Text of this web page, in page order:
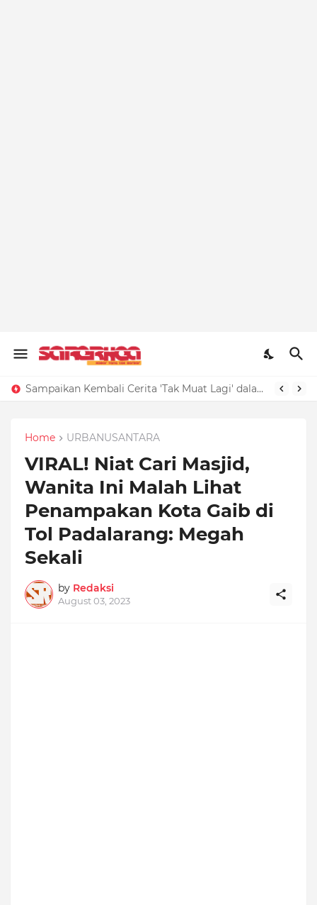
Sampaikan Kembali Cerita 'Tak Muat Lagi' dalam Tiga Kalimat, Kunci Jawaban Bahasa Indonesia Kelas 4 SD Halaman 6
Home URBANUSANTARA
VIRAL! Niat Cari Masjid,
Wanita Ini Malah Lihat
Penampakan Kota Gaib di
Tol Padalarang: Megah
Sekali
by Redaksi
August 03, 2023